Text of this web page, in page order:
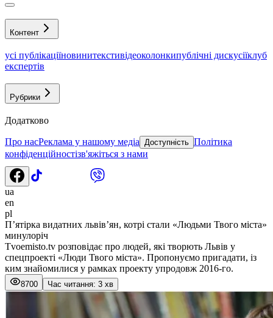
Контент
усі публікаціїновинитекстивідеоколонкипублічні дискусіїклуб
експертів
Рубрики
Додатково
Про насРеклама у нашому медіа Доступність Політика
конфіденційностізв'яжіться з нами
ua
en
pl
П’ятірка видатних львів’ян, котрі стали «Людьми Твого міста»
минулоріч
Tvoemisto.tv розповідає про людей, які творють Львів у
спецпроекті «Люди Твого міста». Пропонуємо пригадати, із
ким знайомилися у рамках проекту упродовж 2016-го.
8700 Час читання: 3 хв